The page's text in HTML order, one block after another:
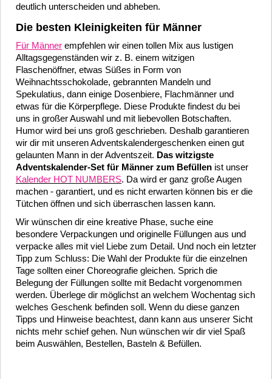
deutlich unterscheiden und abheben.
Die besten Kleinigkeiten für Männer
Für Männer empfehlen wir einen tollen Mix aus lustigen
Alltagsgegenständen wir z. B. einem witzigen
Flaschenöffner, etwas Süßes in Form von
Weihnachtsschokolade, gebrannten Mandeln und
Spekulatius, dann einige Dosenbiere, Flachmänner und
etwas für die Körperpflege. Diese Produkte findest du bei
uns in großer Auswahl und mit liebevollen Botschaften.
Humor wird bei uns groß geschrieben. Deshalb garantieren
wir dir mit unseren Adventskalendergeschenken einen gut
gelaunten Mann in der Adventszeit. Das witzigste
Adventskalender-Set für Männer zum Befüllen ist unser
Kalender HOT NUMBERS. Da wird er ganz große Augen
machen - garantiert, und es nicht erwarten können bis er die
Tütchen öffnen und sich überraschen lassen kann.
Wir wünschen dir eine kreative Phase, suche eine
besondere Verpackungen und originelle Füllungen aus und
verpacke alles mit viel Liebe zum Detail. Und noch ein letzter
Tipp zum Schluss: Die Wahl der Produkte für die einzelnen
Tage sollten einer Choreografie gleichen. Sprich die
Belegung der Füllungen sollte mit Bedacht vorgenommen
werden. Überlege dir möglichst an welchem Wochentag sich
welches Geschenk befinden soll. Wenn du diese ganzen
Tipps und Hinweise beachtest, dann kann aus unserer Sicht
nichts mehr schief gehen. Nun wünschen wir dir viel Spaß
beim Auswählen, Bestellen, Basteln & Befüllen.